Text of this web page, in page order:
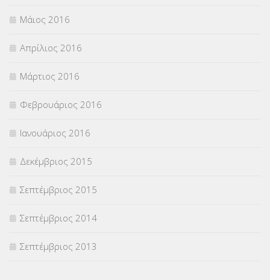
Μάιος 2016
Απρίλιος 2016
Μάρτιος 2016
Φεβρουάριος 2016
Ιανουάριος 2016
Δεκέμβριος 2015
Σεπτέμβριος 2015
Σεπτέμβριος 2014
Σεπτέμβριος 2013